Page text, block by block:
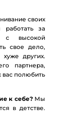
своих
за
с высокой
свое дело,
других.
партнера,
вас полюбить
к себе?Мы
в детстве.